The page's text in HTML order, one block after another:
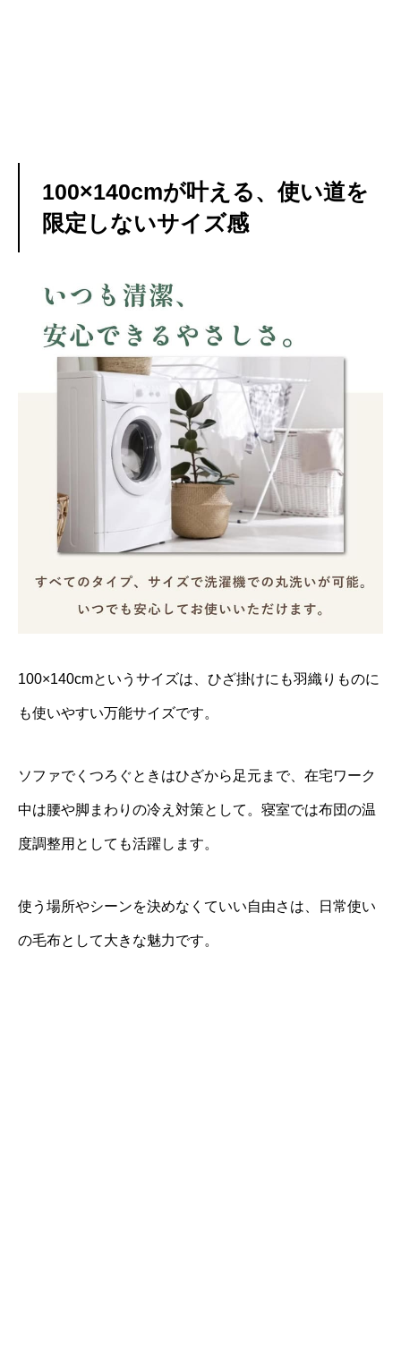
100×140cmが叶える、使い道を
限定しないサイズ感
100×140cmというサイズは、ひざ掛けにも羽織りものに
も使いやすい万能サイズです。
ソファでくつろぐときはひざから足元まで、在宅ワーク
中は腰や脚まわりの冷え対策として。寝室では布団の温
度調整用としても活躍します。
使う場所やシーンを決めなくていい自由さは、日常使い
の毛布として大きな魅力です。